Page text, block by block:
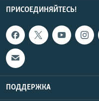
ПРИСОЕДИНЯЙТЕСЬ!
ПОДДЕРЖКА